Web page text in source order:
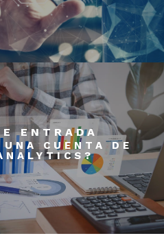
ENTRADA
UNA CUENTA DE